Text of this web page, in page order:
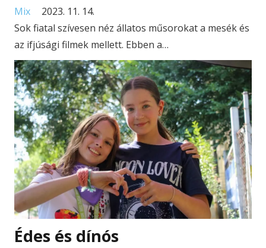
Mix
2023. 11. 14.
Sok fiatal szívesen néz állatos műsorokat a mesék és
az ifjúsági filmek mellett. Ebben a…
Édes és dínós